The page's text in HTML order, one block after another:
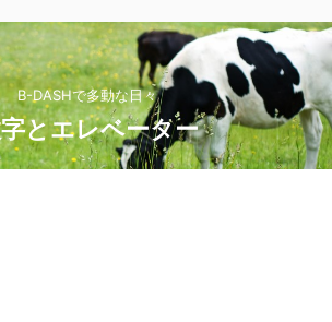
B-DASHで多動な日々
とエレベーター